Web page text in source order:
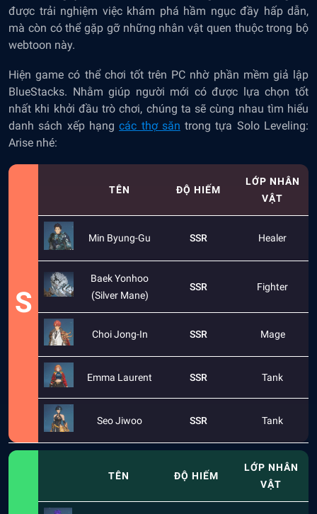
được trải nghiệm việc khám phá hầm ngục đầy hấp dẫn,
mà còn có thể gặp gỡ những nhân vật quen thuộc trong bộ
webtoon này.
Hiệngame có thể chơi tốt trên PC nhờ phần mềm giả lập
BlueStacks. Nhằm giúp người mới có được lựa chọn tốt
nhất khi khởi đầu trò chơi, chúng ta sẽ cùng nhau tìm hiểu
danh sách xếp hạngcác thợ săn trong tựa Solo Leveling:
Arise nhé:
S
TÊN ĐỘ HIẾM
LỚP NHÂN
VẬT
Min Byung-Gu SSR Healer
Baek Yonhoo
(Silver Mane)
SSR Fighter
Choi Jong-In SSR Mage
Emma Laurent SSR Tank
Seo Jiwoo SSR Tank
TÊN ĐỘ HIẾM
LỚP NHÂN
VẬT